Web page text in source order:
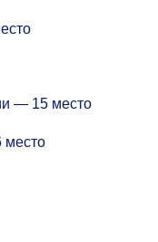
— 15 место
место